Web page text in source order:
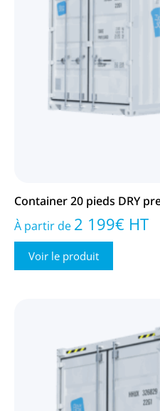
Container 20 pieds DRY
À partir de 2 199€ HT
Voir le produit